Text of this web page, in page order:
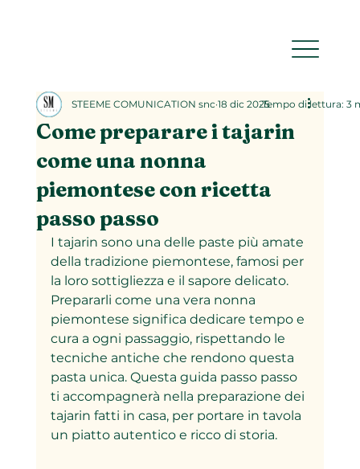
Come preparare i tajarin
come una nonna
piemontese con ricetta
passo passo
STEEME COMUNICATION snc 18 dic 2025Tempo di lettura: 3
I tajarin sono una delle paste più amate
della tradizione piemontese, famosi per
la loro sottigliezza e il sapore delicato.
Prepararli come una vera nonna
piemontese significa dedicare tempo e
cura a ogni passaggio, rispettando le
tecniche antiche che rendono questa
pasta unica. Questa guida passo passo
ti accompagnerà nella preparazione dei
tajarin fatti in casa, per portare in tavola
un piatto autentico e ricco di storia.